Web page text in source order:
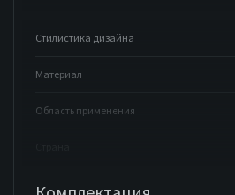
Стилистика дизайна
Материал
Область применения